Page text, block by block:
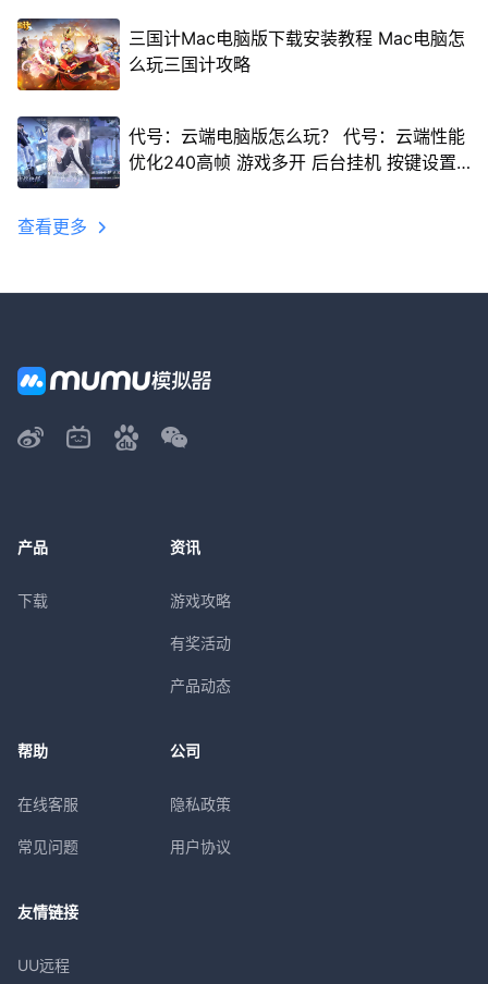
三国计Mac电脑版下载安装教程 Mac电脑怎
么玩三国计攻略
代号：云端电脑版怎么玩？ 代号：云端性能
优化240高帧 游戏多开 后台挂机 按键设置
查看更多
产品
下载
资讯
游戏攻略
有奖活动
产品动态
帮助
在线客服
常见问题
公司
隐私政策
用户协议
友情链接
UU远程